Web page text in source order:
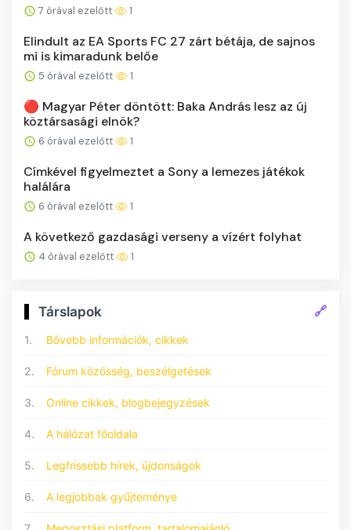
7 órával ezelőtt 1
Elindult az EA Sports FC 27 zárt bétája, de sajnos
mi is kimaradunk belőe
5 órával ezelőtt 1
🔴 Magyar Péter döntött: Baka András lesz az új
köztársasági elnök?
6 órával ezelőtt 1
Címkével figyelmeztet a Sony a lemezes játékok
halálára
6 órával ezelőtt 1
A következő gazdasági verseny a vízért folyhat
4 órával ezelőtt 1
Társlapok 🔗
1. Bővebb információk, cikkek
2. Fórum közösség, beszélgetések
3. Online cikkek, blogbejegyzések
4. A hálózat főoldala
5. Legfrissebb hírek, újdonságok
6. A legjobbak gyűjteménye